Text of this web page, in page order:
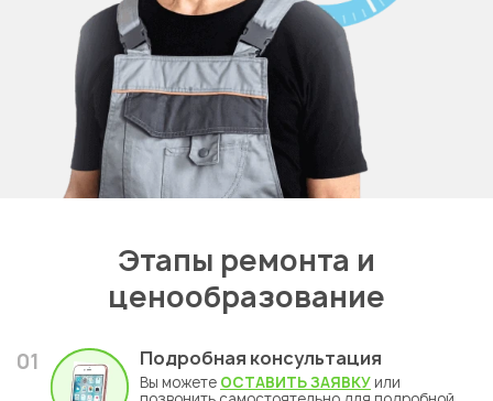
Этапы ремонта и
ценообразование
01 Подробная консультация
Вы можете ОСТАВИТЬ ЗАЯВКУ или